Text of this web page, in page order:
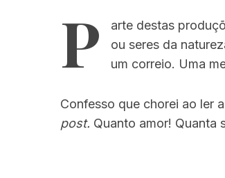
P arte destas
ou seres da
um correio. Uma
Confesso que chorei ao ler
post. Quanto amor! Quanta